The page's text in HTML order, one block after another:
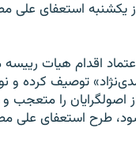
يکشنبه استعفای
اعتماد اقدام هيات
توصيف
اصولگرايان را
طرح استعفای علی